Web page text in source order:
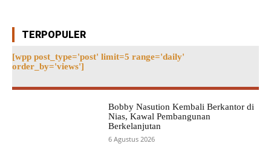
TERPOPULER
[wpp post_type='post' limit=5 range='daily'
order_by='views']
Bobby Nasution Kembali Berkantor di
Nias, Kawal Pembangunan
Berkelanjutan
6 Agustus 2026